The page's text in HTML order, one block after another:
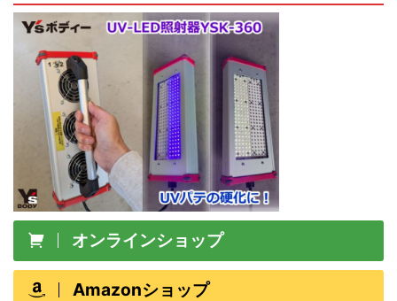
オンラインショップ
Amazonショップ